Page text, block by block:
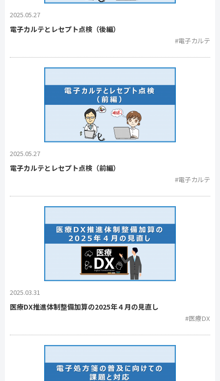
2025.05.27
電子カルテとレセプト点検（後編）
#電子カルテ
2025.05.27
電子カルテとレセプト点検（前編）
#電子カルテ
2025.03.31
医療DX推進体制整備加算の2025年４月の見直し
#医療DX